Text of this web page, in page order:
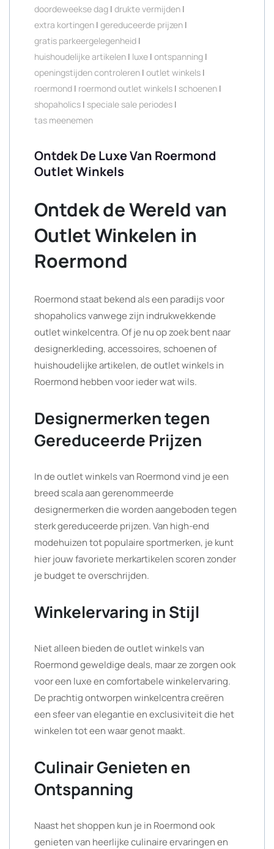
doordeweekse dag | drukte vermijden |
extra kortingen | gereduceerde prijzen |
gratis parkeergelegenheid |
huishoudelijke artikelen | luxe | ontspanning |
openingstijden controleren | outlet winkels |
roermond | roermond outlet winkels | schoenen |
shopaholics | speciale sale periodes |
tas meenemen
Ontdek De Luxe Van Roermond
Outlet Winkels
Ontdek de Wereld van
Outlet Winkelen in
Roermond
Roermond staat bekend als een paradijs voor
shopaholics vanwege zijn indrukwekkende
outlet winkelcentra. Of je nu op zoek bent naar
designerkleding, accessoires, schoenen of
huishoudelijke artikelen, de outlet winkels in
Roermond hebben voor ieder wat wils.
Designermerken tegen
Gereduceerde Prijzen
In de outlet winkels van Roermond vind je een
breed scala aan gerenommeerde
designermerken die worden aangeboden tegen
sterk gereduceerde prijzen. Van high-end
modehuizen tot populaire sportmerken, je kunt
hier jouw favoriete merkartikelen scoren zonder
je budget te overschrijden.
Winkelervaring in Stijl
Niet alleen bieden de outlet winkels van
Roermond geweldige deals, maar ze zorgen ook
voor een luxe en comfortabele winkelervaring.
De prachtig ontworpen winkelcentra creëren
een sfeer van elegantie en exclusiviteit die het
winkelen tot een waar genot maakt.
Culinair Genieten en
Ontspanning
Naast het shoppen kun je in Roermond ook
genieten van heerlijke culinaire ervaringen en